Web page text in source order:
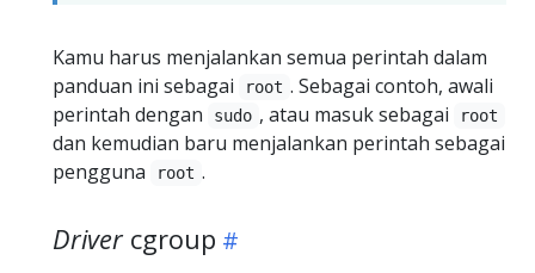
Kamu harus menjalankan semua perintah dalam
panduan ini sebagai
root . Sebagai contoh, awali
perintah dengan
sudo , atau masuk sebagai root
dan kemudian baru menjalankan perintah sebagai
pengguna
root .
Drivercgroup